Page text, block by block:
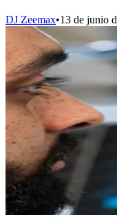
DJ Zeemax•13 de junio